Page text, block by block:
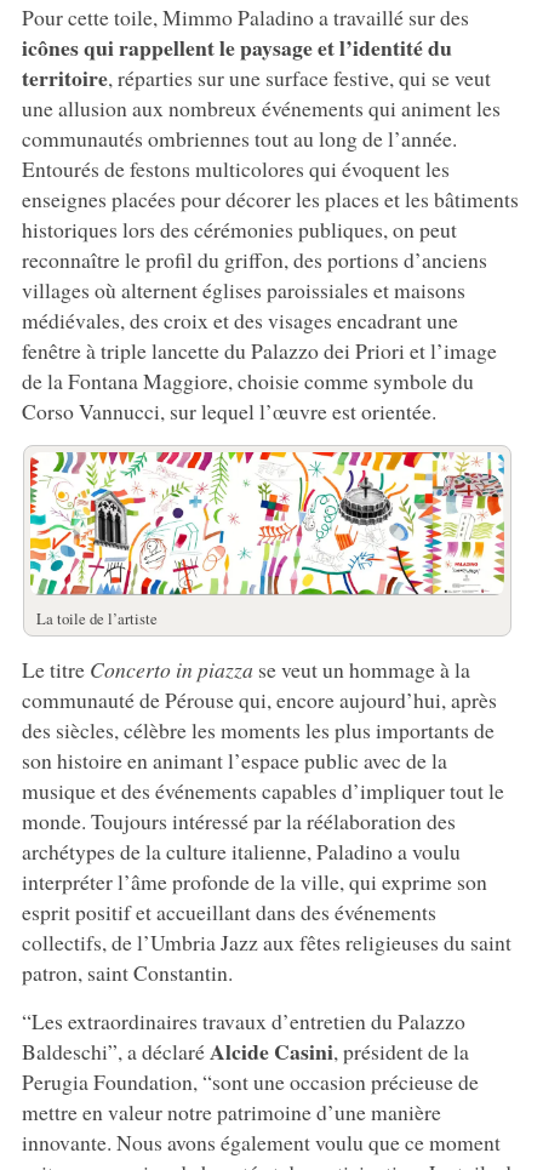
Pour cette toile, Mimmo Paladino a travaillé sur des
icônes qui rappellent le paysage et l’identité du
territoire, réparties sur une surface festive, qui se veut
une allusion aux nombreux événements qui animent les
communautés ombriennes tout au long de l’année.
Entourés de festons multicolores qui évoquent les
enseignes placées pour décorer les places et les bâtiments
historiques lors des cérémonies publiques, on peut
reconnaître le profil du griffon, des portions d’anciens
villages où alternent églises paroissiales et maisons
médiévales, des croix et des visages encadrant une
fenêtre à triple lancette du Palazzo dei Priori et l’image
de la Fontana Maggiore, choisie comme symbole du
Corso Vannucci, sur lequel l’œuvre est orientée.
La toile de l’artiste
Le titre Concerto in piazza se veut un hommage à la
communauté de Pérouse qui, encore aujourd’hui, après
des siècles, célèbre les moments les plus importants de
son histoire en animant l’espace public avec de la
musique et des événements capables d’impliquer tout le
monde. Toujours intéressé par la réélaboration des
archétypes de la culture italienne, Paladino a voulu
interpréter l’âme profonde de la ville, qui exprime son
esprit positif et accueillant dans des événements
collectifs, de l’Umbria Jazz aux fêtes religieuses du saint
patron, saint Constantin.
“Les extraordinaires travaux d’entretien du Palazzo
Baldeschi”, a déclaréAlcide Casini, président de la
Perugia Foundation, “sont une occasion précieuse de
mettre en valeur notre patrimoine d’une manière
innovante. Nous avons également voulu que ce moment